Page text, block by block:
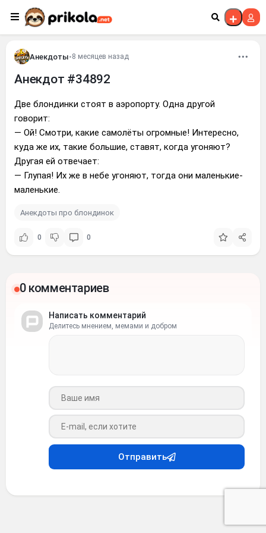
Перейти к контенту
Анекдоты•8 месяцев назад
Анекдот #34892
Две блондинки стоят в аэропорту. Одна другой
говорит:
— Ой! Смотри, какие самолёты огромные! Интересно,
куда же их, такие большие, ставят, когда угоняют?
Другая ей отвечает:
— Глупая! Их же в небе угоняют, тогда они маленькие-
маленькие.
Анекдоты про блондинок
0 0
0 комментариев
Написать комментарий
Делитесь мнением, мемами и добром
Ваше имя
Ваш e-mail
Отправить